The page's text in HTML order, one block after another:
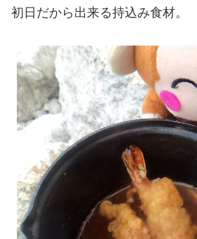
初日だから出来る持込み食材。